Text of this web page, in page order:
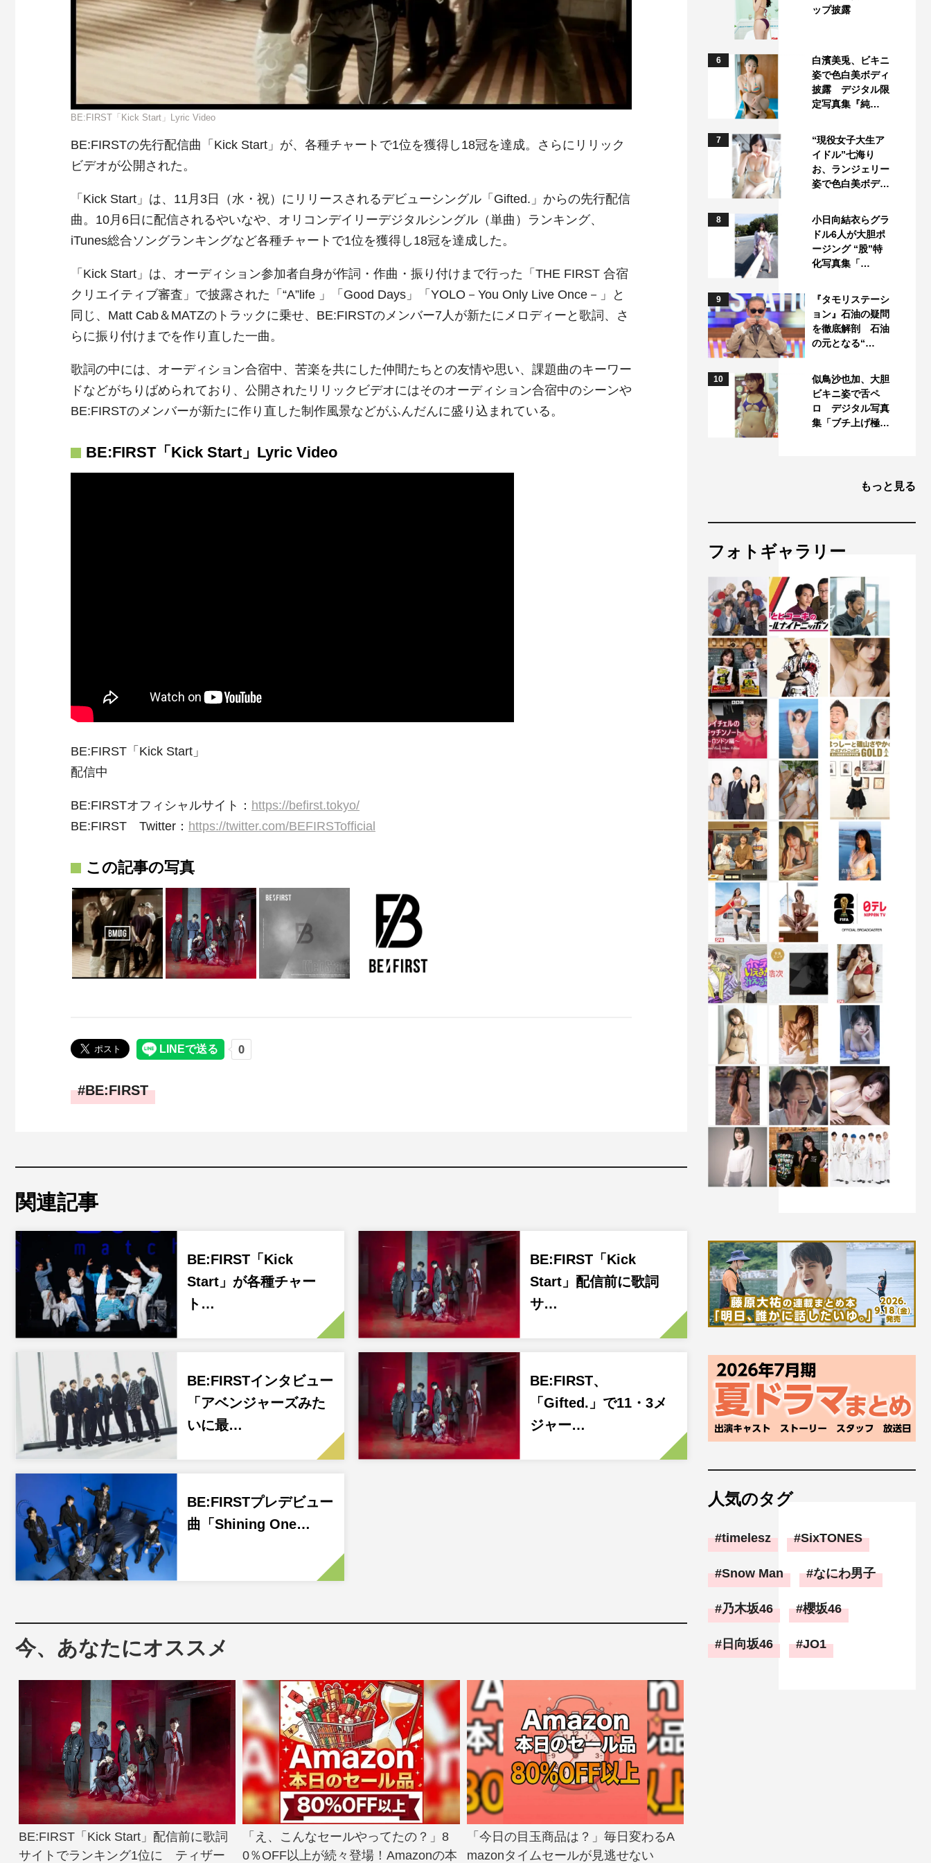
BE:FIRST「Kick Start」Lyric Video
BE:FIRSTの先行配信曲「Kick Start」が、各種チャートで1位を獲得し18冠を達成。さらにリリック
ビデオが公開された。
「Kick Start」は、11月3日（水・祝）にリリースされるデビューシングル「Gifted.」からの先行配信
曲。10月6日に配信されるやいなや、オリコンデイリーデジタルシングル（単曲）ランキング、
iTunes総合ソングランキングなど各種チャートで1位を獲得し18冠を達成した。
「Kick Start」は、オーディション参加者自身が作詞・作曲・振り付けまで行った「THE FIRST 合宿
クリエイティブ審査」で披露された「“A”life 」「Good Days」「YOLO－You Only Live Once－」と
同じ、Matt Cab＆MATZのトラックに乗せ、BE:FIRSTのメンバー7人が新たにメロディーと歌詞、さ
らに振り付けまでを作り直した一曲。
歌詞の中には、オーディション合宿中、苦楽を共にした仲間たちとの友情や思い、課題曲のキーワー
ドなどがちりばめられており、公開されたリリックビデオにはそのオーディション合宿中のシーンや
BE:FIRSTのメンバーが新たに作り直した制作風景などがふんだんに盛り込まれている。
BE:FIRST「Kick Start」Lyric Video
BE:FIRST「Kick Start」
配信中
BE:FIRSTオフィシャルサイト： https://befirst.tokyo/
BE:FIRST Twitter： https://twitter.com/BEFIRSTofficial
この記事の写真
BE:FIRST
関連記事
BE:FIRST「Kick
Start」が各種チャー
ト…
BE:FIRST「Kick
Start」配信前に歌詞
サ…
BE:FIRSTインタビュー
「アベンジャーズみた
いに最…
BE:FIRST、
「Gifted.」で11・3メ
ジャー…
BE:FIRSTプレデビュー
曲「Shining One…
今、あなたにオススメ
BE:FIRST「Kick Start」配信前に歌詞
サイトでランキング1位に ティザー
「え、こんなセールやってたの？」8
0％OFF以上が続々登場！Amazonの本
「今日の目玉商品は？」毎日変わるA
mazonタイムセールが見逃せない
ップ披露
6
白濱美兎、ビキニ
姿で色白美ボディ
披露 デジタル限
定写真集『純…
7
“現役女子大生ア
イドル”七海り
お、ランジェリー
姿で色白美ボデ…
8
小日向結衣らグラ
ドル6人が大胆ポ
ージング “股”特
化写真集「…
9
『タモリステーシ
ョン』石油の疑問
を徹底解剖 石油
の元となる“…
10
似鳥沙也加、大胆
ビキニ姿で舌ペ
ロ デジタル写真
集「ブチ上げ極…
もっと見る
フォトギャラリー
人気のタグ
timelesz SixTONES
Snow Man なにわ男子
乃木坂46 櫻坂46
日向坂46 JO1